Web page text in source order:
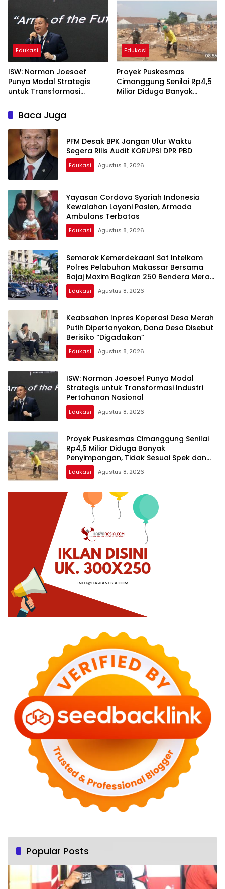
Bagikan 250 Bendera
“Digadaikan”
Edukasi
ISW: Norman Joesoef
Punya Modal Strategis
untuk Transformasi
Nasional
Edukasi
Proyek Puskesmas
Cimanggung Senilai Rp4,5
Miliar Diduga Banyak
Baca Juga
PFM Desak BPK Jangan Ulur Waktu
Segera Rilis Audit KORUPSI DPR PBD
Edukasi Agustus 8, 2026
Yayasan Cordova Syariah Indonesia
Kewalahan Layani Pasien, Armada
Ambulans Terbatas
Edukasi Agustus 8, 2026
Semarak Kemerdekaan! Sat Intelkam
Polres Pelabuhan Makassar Bersama
Bajaj Maxim Bagikan 250 Bendera Merah
Putih
Edukasi Agustus 8, 2026
Keabsahan Inpres Koperasi Desa Merah
Putih Dipertanyakan, Dana Desa Disebut
Berisiko “Digadaikan”
Edukasi Agustus 8, 2026
ISW: Norman Joesoef Punya Modal
Strategis untuk Transformasi Industri
Pertahanan Nasional
Edukasi Agustus 8, 2026
Proyek Puskesmas Cimanggung Senilai
Rp4,5 Miliar Diduga Banyak
Penyimpangan, Tidak Sesuai Spek dan
Pekerja Abaikan K3
Edukasi Agustus 8, 2026
Popular Posts